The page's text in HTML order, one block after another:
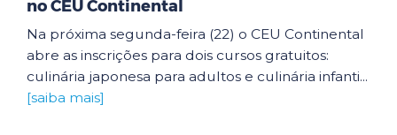
no CEU Continental
Na próxima segunda-feira (22) o CEU Continental
abre as inscrições para dois cursos gratuitos:
culinária japonesa para adultos e culinária infanti...
[saiba mais]